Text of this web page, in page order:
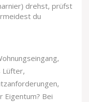
drehst, prüfst
du
Lüfter,
Eigentum? Bei